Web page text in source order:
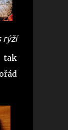
rýží
tak